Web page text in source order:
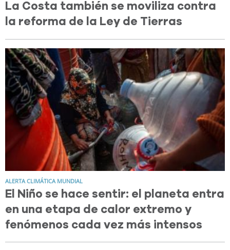
La Costa también se moviliza contra
la reforma de la Ley de Tierras
ALERTA CLIMÁTICA MUNDIAL
El Niño se hace sentir: el planeta entra
en una etapa de calor extremo y
fenómenos cada vez más intensos